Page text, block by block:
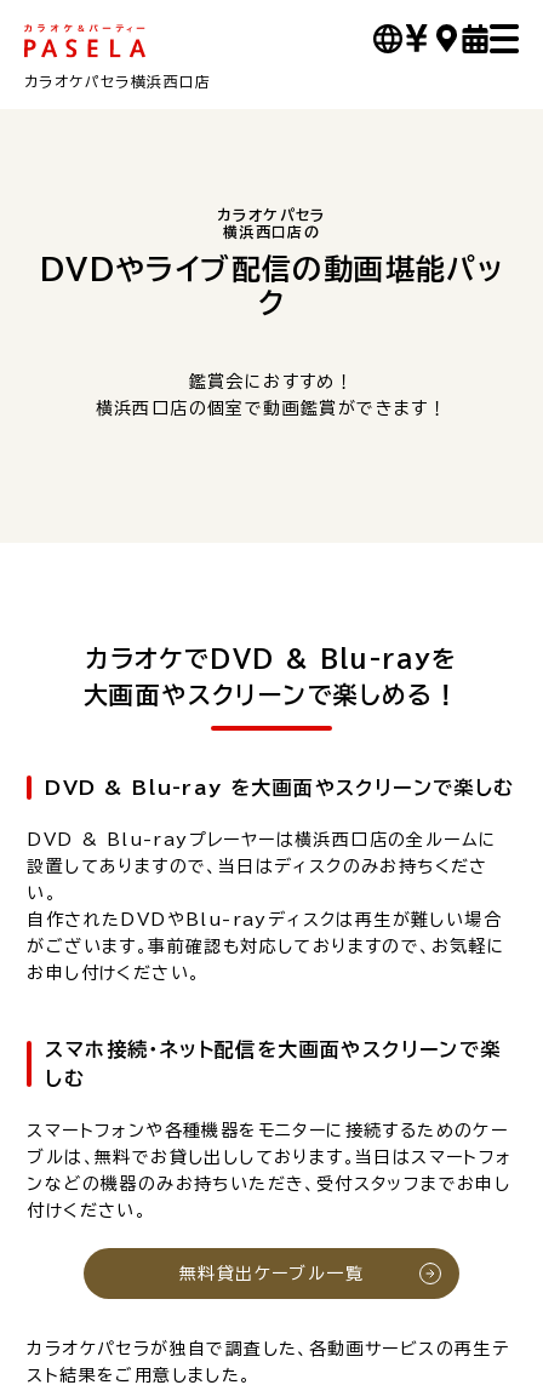
カラオケパセラ横浜西口店
カラオケパセラ
横浜西口店の
DVDやライブ配信の動画堪能パッ
ク
鑑賞会におすすめ！
横浜西口店の個室で動画鑑賞ができます！
カラオケでDVD & Blu-rayを
大画面やスクリーンで楽しめる！
DVD & Blu-ray を大画面やスクリーンで楽しむ
DVD & Blu-rayプレーヤーは横浜西口店の全ルームに
設置してありますので、当日はディスクのみお持ちくださ
い。
自作されたDVDやBlu-rayディスクは再生が難しい場合
がございます。事前確認も対応しておりますので、お気軽に
お申し付けください。
スマホ接続・ネット配信を大画面やスクリーンで楽
しむ
スマートフォンや各種機器をモニターに接続するためのケー
ブルは、無料でお貸し出ししております。当日はスマートフォ
ンなどの機器のみお持ちいただき、受付スタッフまでお申し
付けください。
無料貸出ケーブル一覧
カラオケパセラが独自で調査した、各動画サービスの再生テ
スト結果をご用意しました。